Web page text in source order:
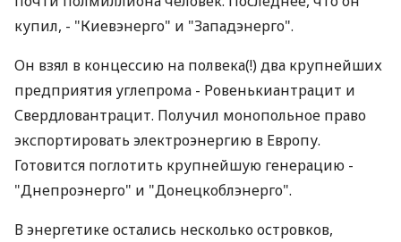
купил, - "Киевэнерго" и "Западэнерго".
Он взял в концессию на полвека(!) два крупнейших
предприятия углепрома - Ровенькиантрацит и
Свердловантрацит. Получил монопольное право
экспортировать электроэнергию в Европу.
Готовится поглотить крупнейшую генерацию -
"Днепроэнерго" и "Донецкоблэнерго".
В энергетике остались несколько островков,